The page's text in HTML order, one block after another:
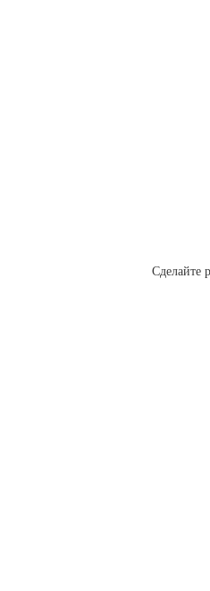
Сделайте